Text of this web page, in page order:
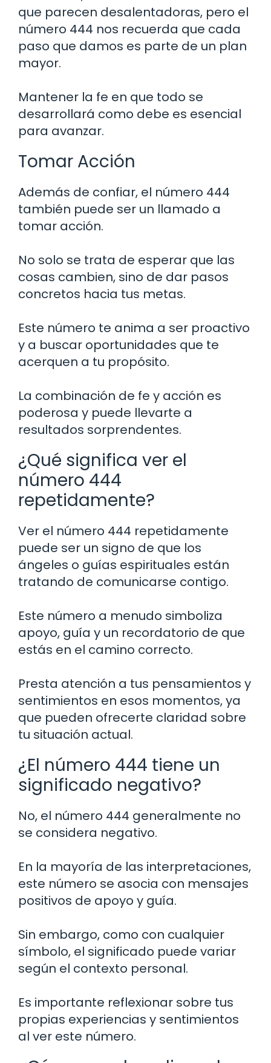
que parecen desalentadoras, pero el
número 444 nos recuerda que cada
paso que damos es parte de un plan
mayor.
Mantener la fe en que todo se
desarrollará como debe es esencial
para avanzar.
Tomar Acción
Además de confiar, el número 444
también puede ser un llamado a
tomar acción.
No solo se trata de esperar que las
cosas cambien, sino de dar pasos
concretos hacia tus metas.
Este número te anima a ser proactivo
y a buscar oportunidades que te
acerquen a tu propósito.
La combinación de fe y acción es
poderosa y puede llevarte a
resultados sorprendentes.
¿Qué significa ver el
número 444
repetidamente?
Ver el número 444 repetidamente
puede ser un signo de que los
ángeles o guías espirituales están
tratando de comunicarse contigo.
Este número a menudo simboliza
apoyo, guía y un recordatorio de que
estás en el camino correcto.
Presta atención a tus pensamientos y
sentimientos en esos momentos, ya
que pueden ofrecerte claridad sobre
tu situación actual.
¿El número 444 tiene un
significado negativo?
No, el número 444 generalmente no
se considera negativo.
En la mayoría de las interpretaciones,
este número se asocia con mensajes
positivos de apoyo y guía.
Sin embargo, como con cualquier
símbolo, el significado puede variar
según el contexto personal.
Es importante reflexionar sobre tus
propias experiencias y sentimientos
al ver este número.